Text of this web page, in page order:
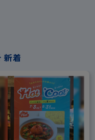
新着